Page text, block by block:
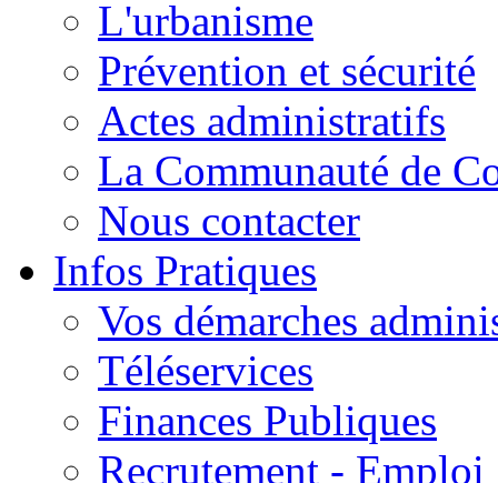
L'urbanisme
Prévention et sécurité
Actes administratifs
La Communauté de
Nous contacter
Infos Pratiques
Vos démarches
Téléservices
Finances Publiques
Recrutement - Emploi